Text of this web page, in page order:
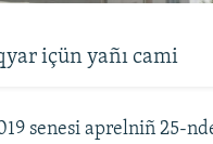
içün yañı cami
senesi aprelniñ 25-